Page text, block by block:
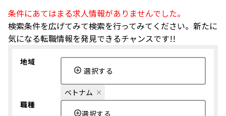
条件にあてはまる求人情報がありませんでした。
検索条件を広げてみて検索を行ってみてください。新たに
気になる転職情報を発見できるチャンスです!!
地域
選択する
ベトナム
職種
選択する